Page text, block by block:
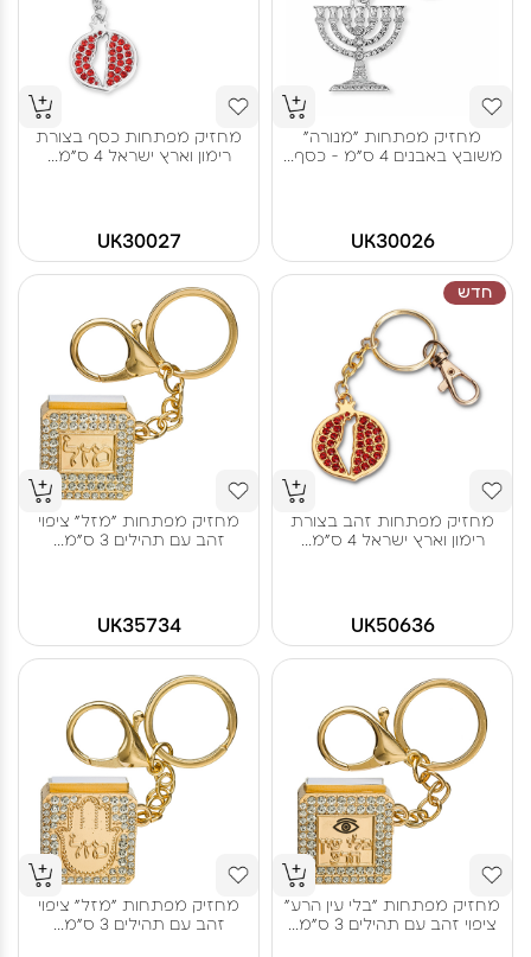
מחזיק מפתחות "מנורה"
משובץ באבנים 4 ס"מ - כסף...
UK30026
מחזיק מפתחות כסף בצורת
רימון וארץ ישראל 4 ס"מ...
UK30027
חדש
מחזיק מפתחות זהב בצורת
רימון וארץ ישראל 4 ס"מ...
UK50636
מחזיק מפתחות "מזל" ציפוי
זהב עם תהילים 3 ס"מ...
UK35734
מחזיק מפתחות "בלי עין הרע"
ציפוי זהב עם תהילים 3 ס"מ...
מחזיק מפתחות "מזל" ציפוי
זהב עם תהילים 3 ס"מ...